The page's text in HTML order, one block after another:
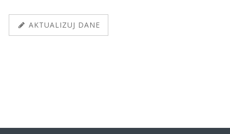
AKTUALIZUJ DANE